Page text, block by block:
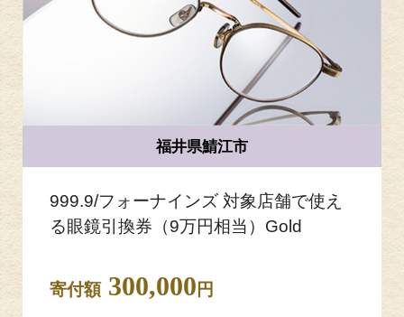
福井県鯖江市
999.9/フォーナインズ 対象店舗で使え
る眼鏡引換券（9万円相当）Gold
寄付額300,000 円